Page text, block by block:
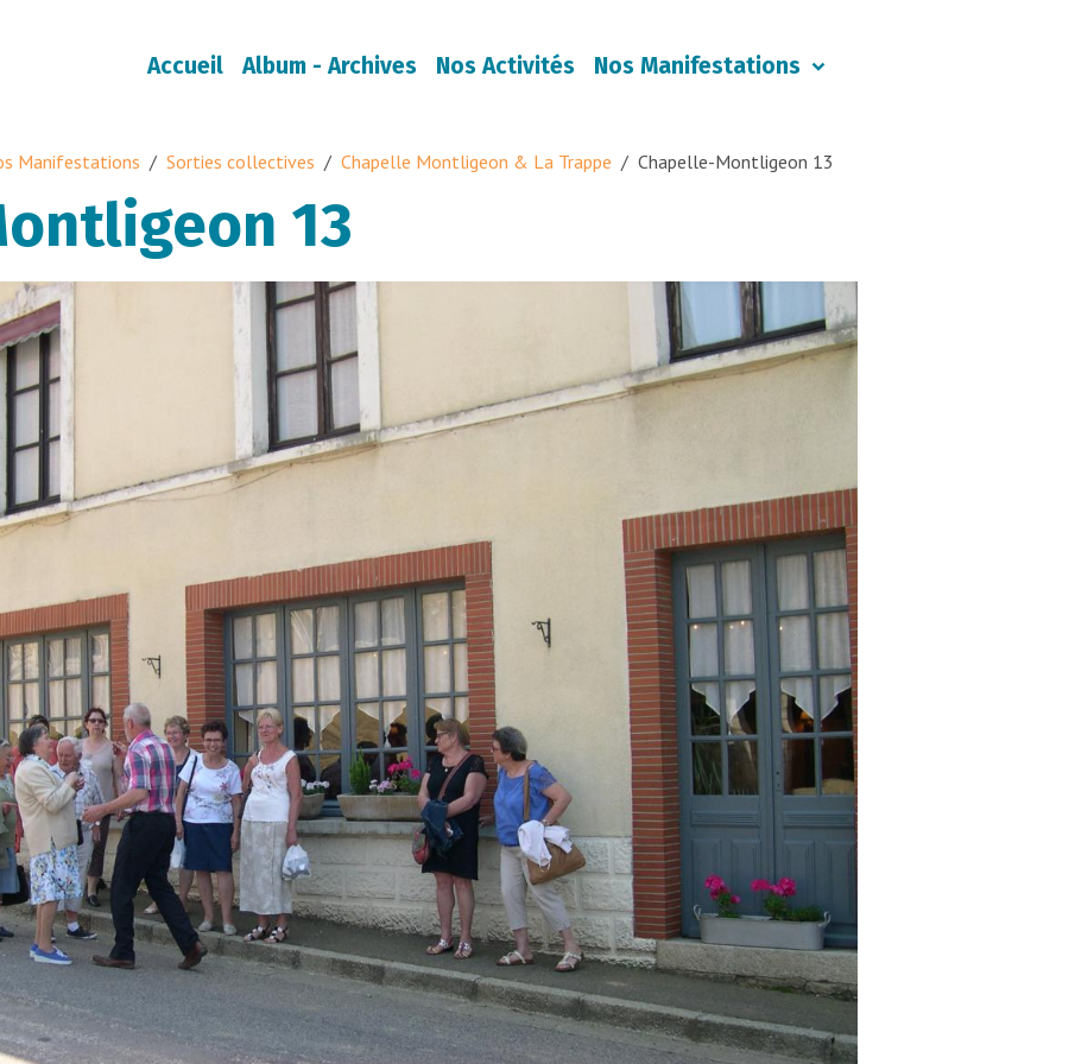
Accueil Album - Archives Nos Activités Nos Manifestations
Manifestations Sorties collectives Chapelle Montligeon & La Trappe Chapelle-Montligeon 13
13